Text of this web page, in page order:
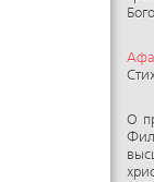
О